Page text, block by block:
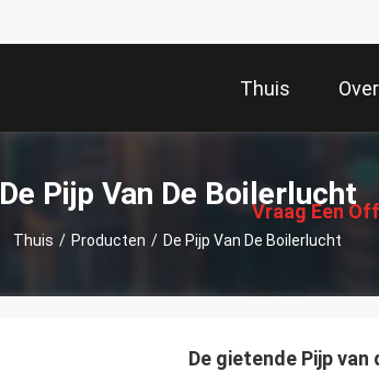
Thuis
述
Vraag Een
De Pijp Van De Boilerlucht
Thuis / Producten / De Pijp Van De Boilerlucht
De gietende Pijp